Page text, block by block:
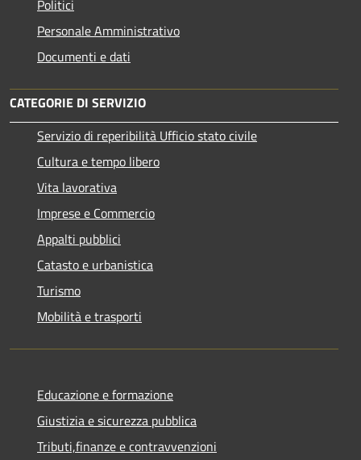
Politici
Personale Amministrativo
Documenti e dati
CATEGORIE DI SERVIZIO
Servizio di reperibilità Ufficio stato civile
Cultura e tempo libero
Vita lavorativa
Imprese e Commercio
Appalti pubblici
Catasto e urbanistica
Turismo
Mobilità e trasporti
Educazione e formazione
Giustizia e sicurezza pubblica
Tributi,finanze e contravvenzioni